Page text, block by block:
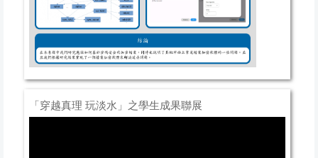
「穿越真理 玩淡水」之學生成果聯展